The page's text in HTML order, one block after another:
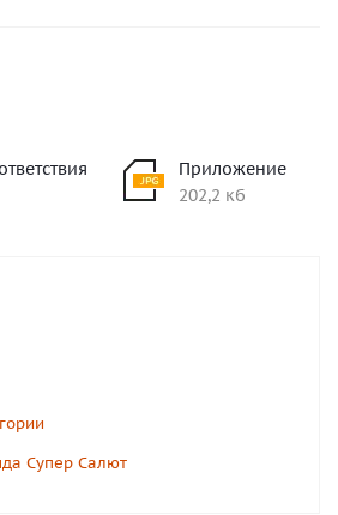
Приложение
202,2 кб
Супер Салют